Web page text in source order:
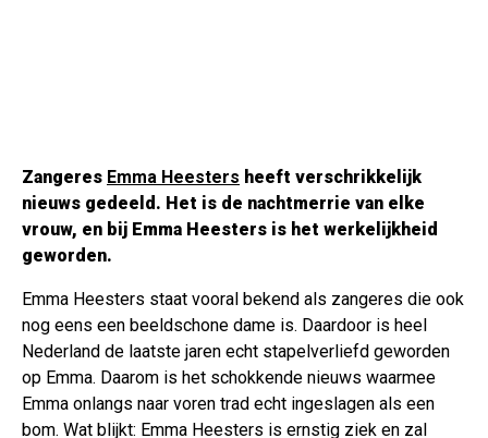
Zangeres Emma Heesters heeft verschrikkelijk
nieuws gedeeld. Het is de nachtmerrie van elke
vrouw, en bij Emma Heesters is het werkelijkheid
geworden.
Emma Heesters staat vooral bekend als zangeres die ook
nog eens een beeldschone dame is. Daardoor is heel
Nederland de laatste jaren echt stapelverliefd geworden
op Emma. Daarom is het schokkende nieuws waarmee
Emma onlangs naar voren trad echt ingeslagen als een
bom. Wat blijkt: Emma Heesters is ernstig ziek en zal